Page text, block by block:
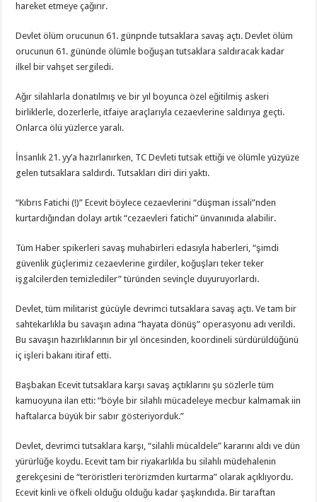
hareket etmeye çağırır.
Devlet ölüm orucunun 61. günpnde tutsaklara savaş açtı. Devlet ölüm
orucunun 61. gününde ölümle boğuşan tutsaklara saldıracak kadar
ilkel bir vahşet sergiledi.
Ağır silahlarla donatılmış ve bir yıl boyunca özel eğitilmiş askeri
birliklerle, dozerlerle, itfaiye araçlarıyla cezaevlerine saldırıya geçti.
Onlarca ölü yüzlerce yaralı.
İnsanlık 21. yy’a hazırlanırken, TC Devleti tutsak ettiği ve ölümle yüzyüze
gelen tutsaklara saldırdı. Tutsakları diri diri yaktı.
“Kıbrıs Fatichi (!)” Ecevit böylece cezaevlerini “düşman issali”nden
kurtardığından dolayı artık “cezaevleri fatichi” ünvanınıda alabilir.
Tüm Haber spikerleri savaş muhabirleri edasıyla haberleri, “şimdi
güvenlik güçlerimiz cezaevlerine girdiler, koğuşları teker teker
işgalcilerden temizlediler” türünden sevinçle duyuruyorlardı.
Devlet, tüm militarist gücüyle devrimci tutsaklara savaş açtı. Ve tam bir
sahtekarlıkla bu savaşın adına “hayata dönüş” operasyonu adı verildi.
Bu savaşın hazırlıklarının bir yıl öncesinden, koordineli sürdürüldüğünü
iç işleri bakanı itiraf etti.
Başbakan Ecevit tutsaklara karşı savaş açtıklarını şu sözlerle tüm
kamuoyuna ilan etti: “böyle bir silahlı mücadeleye mecbur kalmamak iin
haftalarca büyük bir sabır gösteriyorduk.”
Devlet, devrimci tutsaklara karşı, “silahli mücaldele” kararını aldı ve dün
yürürlüğe koydu. Ecevit tam bir riyakarlıkla bu silahlı müdehalenin
gerekçesini de “teröristleri terörizmden kurtarma” olarak açıklıyordu.
Ecevit kinli ve öfkeli olduğu olduğu kadar şaşkındıda. Bir taraftan